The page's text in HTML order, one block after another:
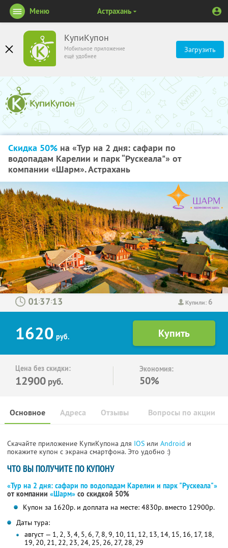
КупиКупон
Мобильное приложение
ещё удобнее
Загрузить
Меню Астрахань
Скидка 50% на «Тур на 2 дня: сафари по
водопадам Карелии и парк “Рускеала"» от
компании «Шарм». Астрахань
Купили: 6
: :
1620 руб.
Цена без скидки:
12900 руб.
Экономия:
50%
Основное Отзывы Вопросы по акции
Адреса
Скачайте приложение КупиКупона для IOS или Android и
покажите купон с экрана смартфона. Это удобно :)
ЧТО ВЫ ПОЛУЧИТЕ ПО КУПОНУ
«Тур на 2 дня: сафари по водопадам Карелии и парк "Рускеала"»
от компании «Шарм» со скидкой 50%
Купон за 1620р. и доплата на месте: 4830р. вместо 12900р.
Даты тура:
август — 1, 2, 3, 4, 5, 6, 7, 8, 9, 10, 11, 12, 13, 14, 15, 16, 17, 18,
19, 20, 21, 22, 23, 24, 25, 26, 27, 28, 29